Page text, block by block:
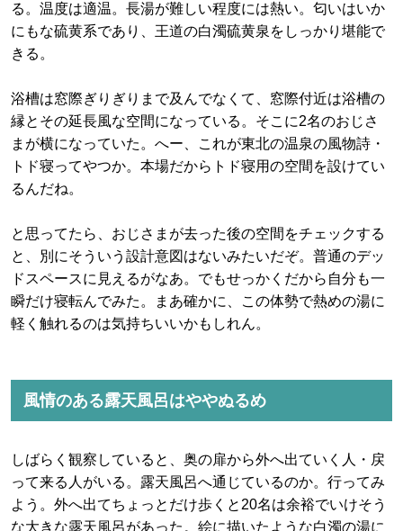
る。温度は適温。長湯が難しい程度には熱い。匂いはいか
にもな硫黄系であり、王道の白濁硫黄泉をしっかり堪能で
きる。
浴槽は窓際ぎりぎりまで及んでなくて、窓際付近は浴槽の
縁とその延長風な空間になっている。そこに2名のおじさ
まが横になっていた。へー、これが東北の温泉の風物詩・
トド寝ってやつか。本場だからトド寝用の空間を設けてい
るんだね。
と思ってたら、おじさまが去った後の空間をチェックする
と、別にそういう設計意図はないみたいだぞ。普通のデッ
ドスペースに見えるがなあ。でもせっかくだから自分も一
瞬だけ寝転んでみた。まあ確かに、この体勢で熱めの湯に
軽く触れるのは気持ちいいかもしれん。
風情のある露天風呂はややぬるめ
しばらく観察していると、奥の扉から外へ出ていく人・戻
って来る人がいる。露天風呂へ通じているのか。行ってみ
よう。外へ出てちょっとだけ歩くと20名は余裕でいけそう
な大きな露天風呂があった。絵に描いたような白濁の湯に